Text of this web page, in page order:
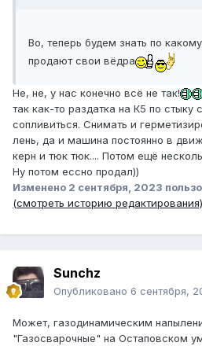
Во, теперь будем знать по
продают свои вёдра
Не, не, у нас конечно всё не так!
так как-то раздатка на К5 по стыку
сопливиться. Снимать и
лень, да и машина постоянно в
керн и тюк тюк.... Потом ещё
Ну потом ессно продал))
Изменено 2 сентября, 2023
(смотреть историю редактирования)
Sunchz
Опубликовано 6 сентября,
Может, газодинамическим
"Газосварочные" на Остаповском